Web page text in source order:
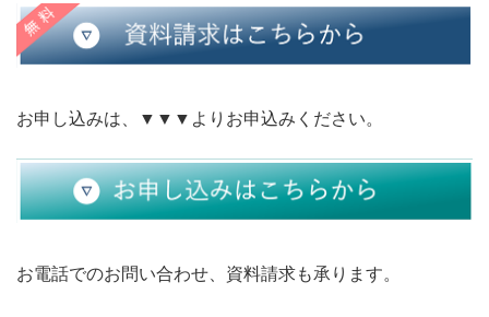
お申し込みは、▼▼▼よりお申込みください。
お電話でのお問い合わせ、資料請求も承ります。